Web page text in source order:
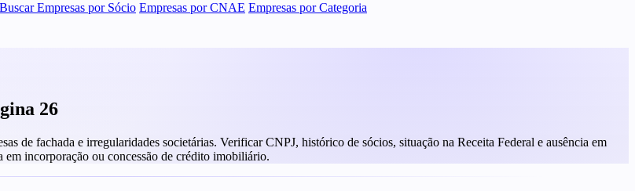
Buscar Empresas por Sócio Empresas por CNAE Empresas por Categoria
26
de fachada e irregularidades societárias. Verificar CNPJ, histórico de sócios, situação na Receita Federal e ausência em
em incorporação ou concessão de crédito imobiliário.